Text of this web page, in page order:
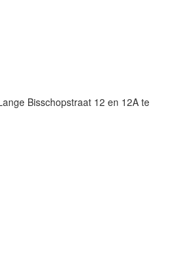
Bisschopstraat 12 en 12A te